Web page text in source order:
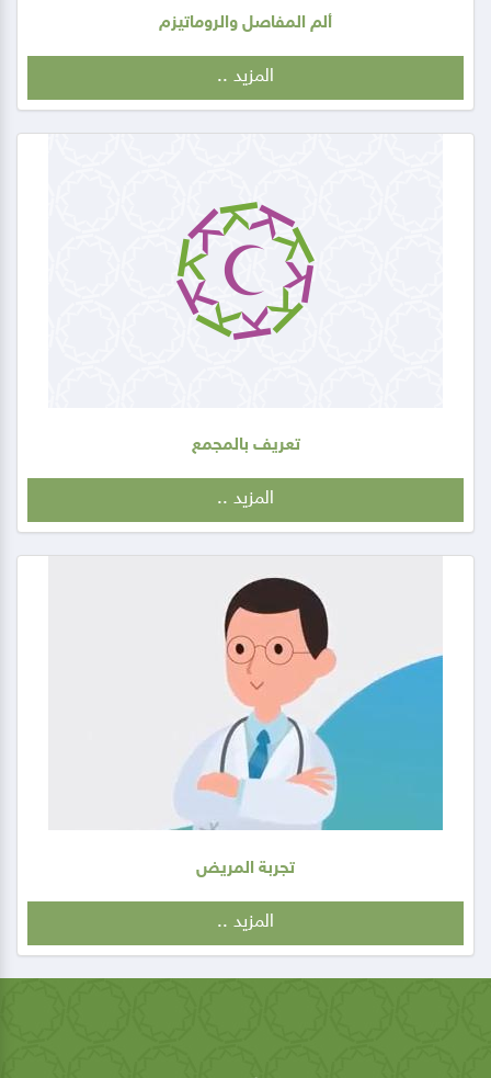
ألم المفاصل والروماتيزم
المزيد ..
تعريف بالمجمع
المزيد ..
تجربة المريض
المزيد ..